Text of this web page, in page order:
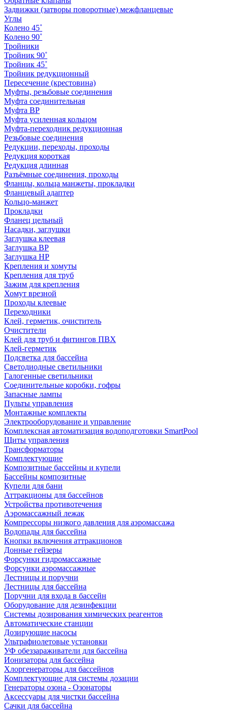
Задвижки (затворы поворотные) межфланцевые
Углы
Колено 45˚
Колено 90˚
Тройники
Тройник 90˚
Тройник 45˚
Тройник редукционный
Пересечение (крестовина)
Муфты, резьбовые соединения
Муфта соединительная
Муфта ВР
Муфта усиленная кольцом
Муфта-переходник редукционная
Резьбовые соединения
Редукции, переходы, проходы
Редукция короткая
Редукция длинная
Разъёмные соединения, проходы
Фланцы, кольца манжеты, прокладки
Фланцевый адаптер
Кольцо-манжет
Прокладки
Фланец цельный
Насадки, заглушки
Заглушка клеевая
Заглушка ВР
Заглушка НР
Крепления и хомуты
Крепления для труб
Зажим для крепления
Хомут врезной
Проходы клеевые
Переходники
Клей, герметик, очиститель
Очистители
Клей для труб и фитингов ПВХ
Клей-герметик
Подсветка для бассейна
Светодиодные светильники
Галогенные светильники
Соединительные коробки, гофры
Запасные лампы
Пульты управления
Монтажные комплекты
Электрооборудование и управление
Комплексная автоматизация водоподготовки SmartPool
Щиты управления
Трансформаторы
Комплектующие
Композитные бассейны и купели
Бассейны композитные
Купели для бани
Аттракционы для бассейнов
Устройства противотечения
Аэромассажный лежак
Компрессоры низкого давления для аэромассажа
Водопады для бассейна
Кнопки включения аттракционов
Донные гейзеры
Форсунки гидромассажные
Форсунки аэромассажные
Лестницы и поручни
Лестницы для бассейна
Поручни для входа в бассейн
Оборудование для дезинфекции
Системы дозирования химических реагентов
Автоматические станции
Дозирующие насосы
Ультрафиолетовые установки
УФ обеззараживатели для бассейна
Ионизаторы для бассейна
Хлоргенераторы для бассейнов
Комплектующие для системы дозации
Генераторы озона - Озонаторы
Аксессуары для чистки бассейна
Сачки для бассейна